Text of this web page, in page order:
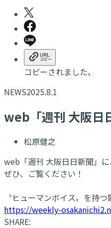
コピーされました。
NEWS2025.8.1
web「週刊 大阪日
松原健之
web「週刊 大阪日日新聞」
ぜひ、ご覧ください！
〝ヒューマンボイス〟を持
https://weekly-
SHARE: